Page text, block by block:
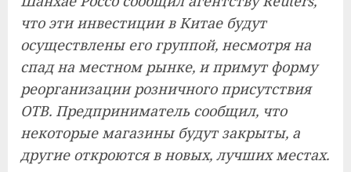
что эти инвестиции в Китае будут
осуществлены его группой, несмотря на
спад на местном рынке, и примут форму
реорганизации розничного присутствия
OTB. Предприниматель сообщил, что
некоторые магазины будут закрыты, а
другие откроются в новых, лучших местах.